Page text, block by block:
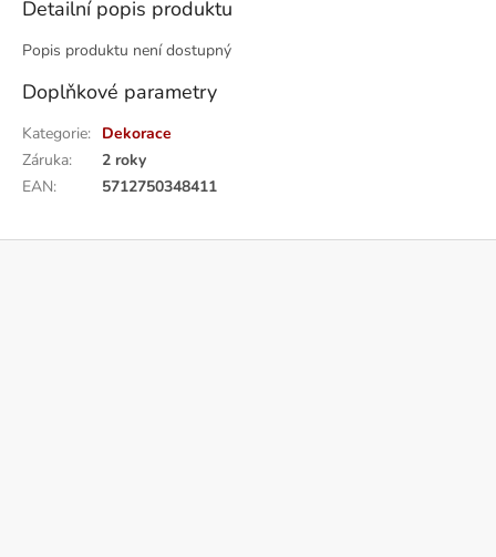
Detailní popis produktu
Popis produktu není dostupný
Doplňkové parametry
Kategorie: Dekorace
Záruka:
2 roky
EAN: 5712750348411
Z